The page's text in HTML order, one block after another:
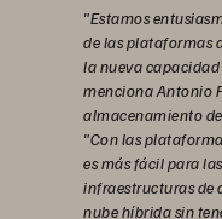
"Estamos
de las plataformas
la nueva
menciona Antonio
almacenamiento
"Con las
es más fácil para
infraestructuras de
nube híbrida sin